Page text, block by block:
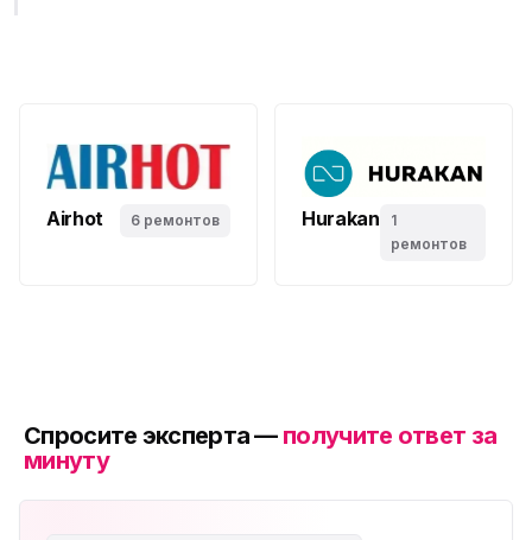
Airhot 6 ремонтов Hurakan
1
ремонтов
Спросите эксперта — получите ответ за
минуту